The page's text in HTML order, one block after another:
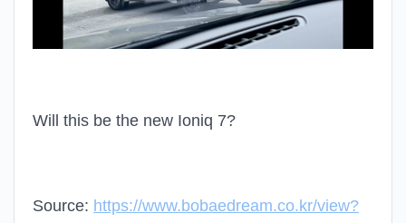
Will this be the new Ioniq 7?
Source: https://www.bobaedream.co.kr/view?